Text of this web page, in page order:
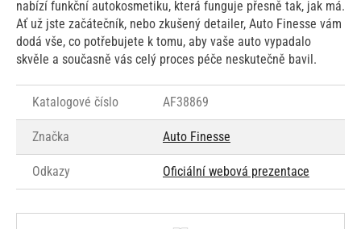
nabízí funkční autokosmetiku, která funguje přesně tak, jak má.
Ať už jste začátečník, nebo zkušený detailer, Auto Finesse vám
dodá vše, co potřebujete k tomu, aby vaše auto vypadalo
skvěle a současně vás celý proces péče neskutečně bavil.
Katalogové číslo AF38869
Značka Auto Finesse
Odkazy Oficiální webová prezentace